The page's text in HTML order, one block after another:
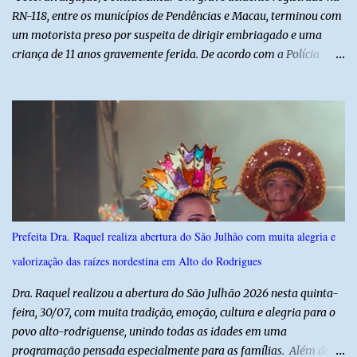
RN-118, entre os municípios de Pendências e Macau, terminou com
um motorista preso por suspeita de dirigir embriagado e uma
criança de 11 anos gravemente ferida. De acordo com a Polícia
autuado em flagrante. O exame pericial para confirmar a
concentração de álcool no organismo ainda está em andamento. A
vítima é um menino de 11 anos, que sofreu ferimentos graves no
acidente. Após os primeiros atendimentos, ele foi entubado e
transferido pelo helicóptero Potiguar 02 para o Hospital
Monsenhor Walfredo Gurgel, em Natal, onde permanece internado
sob cuidados médicos especializados. Segundo informações da
Polícia Militar, a criança é filha de um policial militar. PM reforça
alerta sobre álcool e direção Em nota, a Polícia Militar manifestou
Prefeita Dra. Raquel realiza abertura do São Julhão com muita alegria e
valorização das raízes nordestina em Alto do Rodrigues
Dra. Raquel realizou a abertura do São Julhão 2026 nesta quinta-
feira, 30/07, com muita tradição, emoção, cultura e alegria para o
povo alto-rodriguense, unindo todas as idades em uma
programação pensada especialmente para as famílias. Além de